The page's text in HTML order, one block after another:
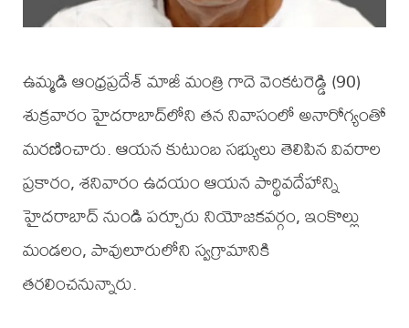
ఉమ్మడి ఆంధ్రప్రదేశ్ మాజీ మంత్రి గాదె వెంకటరెడ్డి (90)
శుక్రవారం హైదరాబాద్‌లోని తన నివాసంలో అనారోగ్యంతో
మరణించారు. ఆయన కుటుంబ సభ్యులు తెలిపిన వివరాల
ప్రకారం, శనివారం ఉదయం ఆయన పార్థివదేహాన్ని
హైదరాబాద్ నుండి పర్చూరు నియోజకవర్గం, ఇంకొల్లు
మండలం, పావులూరులోని స్వగ్రామానికి
తరలించనున్నారు.